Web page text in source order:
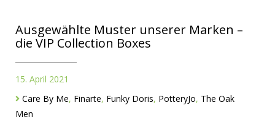
Ausgewählte Muster unserer Marken –
die VIP Collection Boxes
15. April 2021
Care By Me, Finarte, Funky Doris, PotteryJo, The Oak
Men